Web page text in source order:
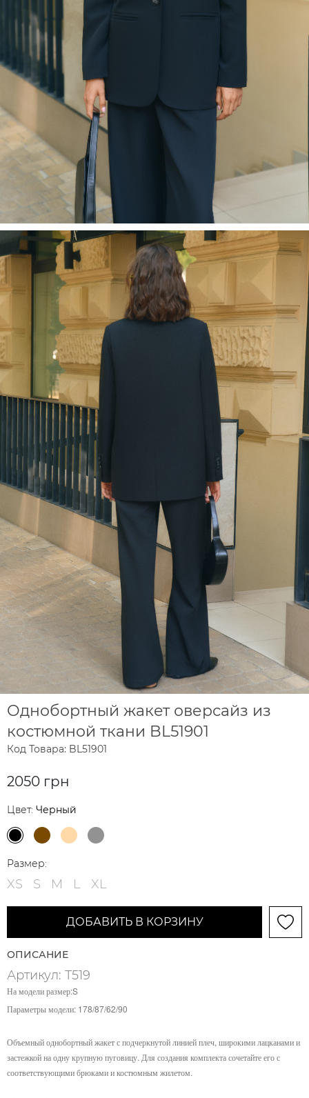
Однобортный жакет оверсайз из
костюмной ткани BL51901
Код Товара: BL51901
2050 грн
Цвет: Черный
Размер:
XS S M L XL
ДОБАВИТЬ В КОРЗИНУ
ОПИСАНИЕ
Артикул: Т519
На модели размер:S
Параметры модели: 178/87/62/90
Объемный однобортный жакет с подчеркнутой линией плеч, широкими лацканами и
застежкой на одну крупную пуговицу. Для создания комплекта сочетайте его с
соответствующими брюками и костюмным жилетом.